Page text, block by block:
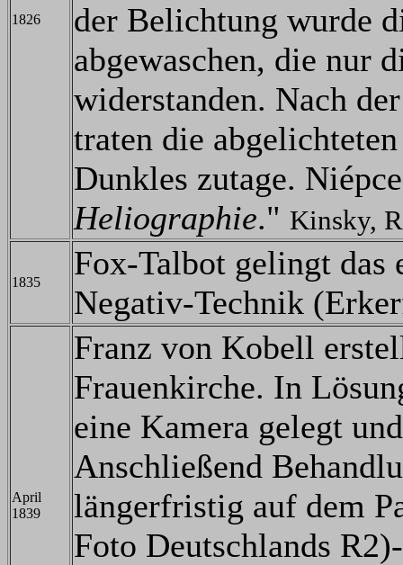
1826
der Belichtung wurde
abgewaschen, die nur
widerstanden. Nach
traten die
Dunkles zutage.
Heliographie." Kinsky,
1835
Fox-Talbot gelingt das
Negativ-Technik
April
1839
Franz von Kobell
Frauenkirche. In
eine Kamera gelegt
Anschließend
längerfristig auf dem
Foto Deutschlands